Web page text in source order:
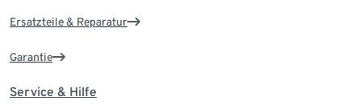
Ersatzteile & Reparatur
Garantie
Service & Hilfe